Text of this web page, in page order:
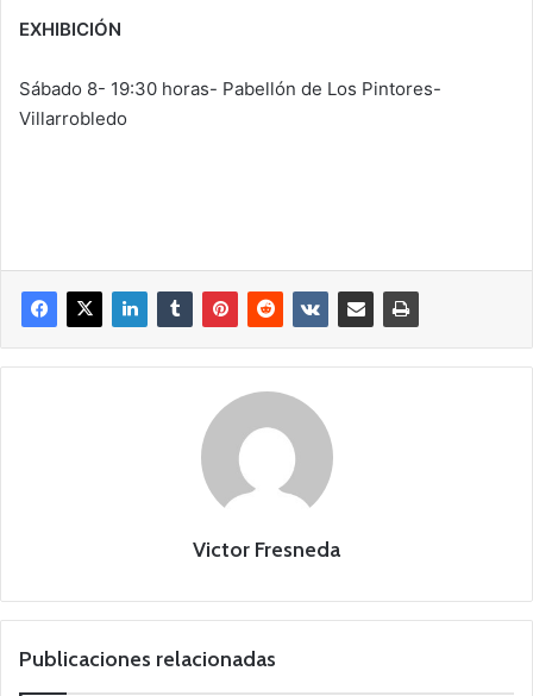
EXHIBICIÓN
Sábado 8- 19:30 horas- Pabellón de Los Pintores-
Villarrobledo
Victor Fresneda
Publicaciones relacionadas